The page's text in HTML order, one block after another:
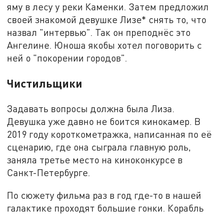
яму в лесу у реки Каменки. Затем предложил
своей знакомой девушке Лизе* снять то, что
назвал "интервью". Так он преподнёс это
Ангелине. Юноша якобы хотел поговорить с
ней о "покорении городов".
Чистильщики
Задавать вопросы должна была Лиза.
Девушка уже давно не боится кинокамер. В
2019 году короткометражка, написанная по её
сценарию, где она сыграла главную роль,
заняла третье место на киноконкурсе в
Санкт-Петербурге.
По сюжету фильма раз в год где-то в нашей
галактике проходят большие гонки. Корабль